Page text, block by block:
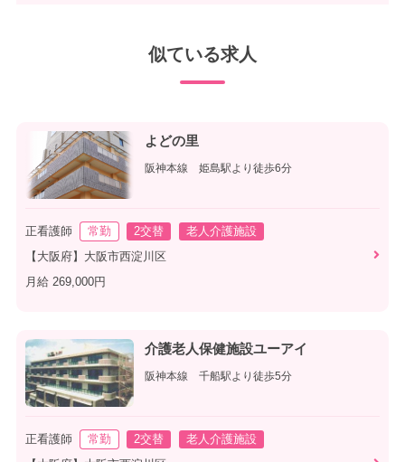
似ている求人
よどの里
阪神本線 姫島駅より徒歩6分
正看護師 常勤 2交替
老人介護施設
【大阪府】大阪市西淀川区
月給 269,000円
介護老人保健施設ユーアイ
阪神本線 千船駅より徒歩5分
正看護師 常勤 2交替
老人介護施設